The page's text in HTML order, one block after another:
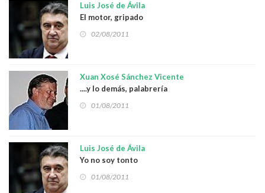
Luis José de Ávila
El motor, gripado
02/08/2011
Xuan Xosé Sánchez Vicente
....y lo demás, palabrería
01/08/2011
Luis José de Ávila
Yo no soy tonto
01/08/2011